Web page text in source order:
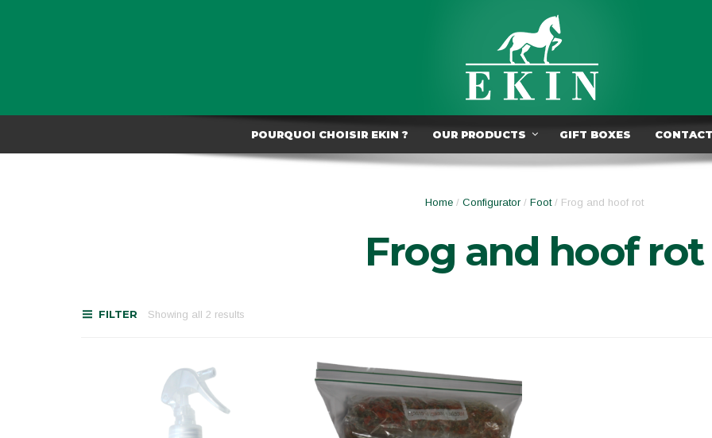
POURQUOI CHOISIR EKIN ? OUR PRODUCTS GIFT BOXES CONTACT
Home/ Configurator/ Foot/ Frog and hoof rot
Frog and hoof rot
FILTER Showing all 2 results